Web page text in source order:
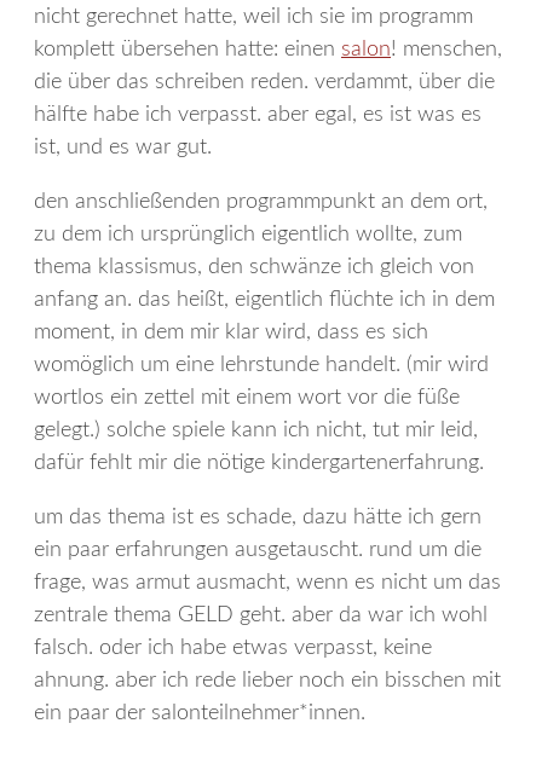
nicht gerechnet hatte, weil ich sie im programm
komplett übersehen hatte: einen salon! menschen,
die über das schreiben reden. verdammt, über die
hälfte habe ich verpasst. aber egal, es ist was es
ist, und es war gut.
den anschließenden programmpunkt an dem ort,
zu dem ich ursprünglich eigentlich wollte, zum
thema klassismus, den schwänze ich gleich von
anfang an. das heißt, eigentlich flüchte ich in dem
moment, in dem mir klar wird, dass es sich
womöglich um eine lehrstunde handelt. (mir wird
wortlos ein zettel mit einem wort vor die füße
gelegt.) solche spiele kann ich nicht, tut mir leid,
dafür fehlt mir die nötige kindergartenerfahrung.
um das thema ist es schade, dazu hätte ich gern
ein paar erfahrungen ausgetauscht. rund um die
frage, was armut ausmacht, wenn es nicht um das
zentrale thema GELD geht. aber da war ich wohl
falsch. oder ich habe etwas verpasst, keine
ahnung. aber ich rede lieber noch ein bisschen mit
ein paar der salonteilnehmer*innen.